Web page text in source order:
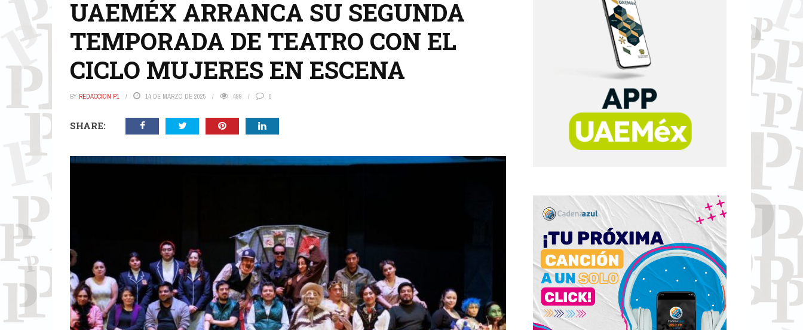
UAEMÉX ARRANCA SU SEGUNDA
TEMPORADA DE TEATRO CON EL
CICLO MUJERES EN ESCENA
BY REDACCIÓN P1 14 DE MARZO DE 2025 499 0
SHARE: